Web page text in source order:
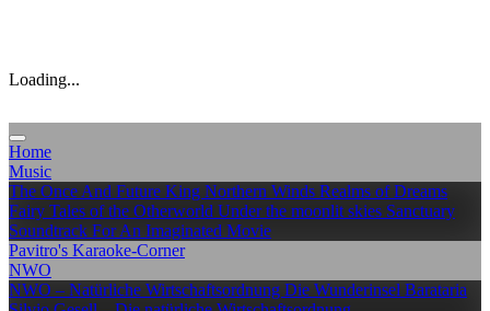
Loading...
Home
Music
The Once And Future King Northern Winds Realms of Dreams
Fairy Tales of the Otherworld Under the moonlit skies Sanctuary
Soundtrack For An Imaginated Movie
Pavitro's Karaoke-Corner
NWO
NWO – Natürliche Wirtschaftsordnung Die Wunderinsel Barataria